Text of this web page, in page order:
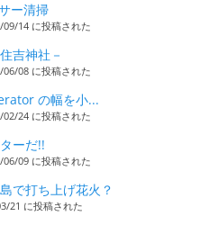
ー清掃
09/14 に投稿された
吉神社－
06/08 に投稿された
の幅を小...
02/24 に投稿された
ーだ!!
06/09 に投稿された
で打ち上げ花火？
21 に投稿された